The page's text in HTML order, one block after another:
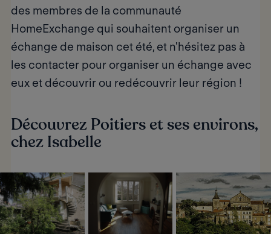
des membres de la communauté
HomeExchange qui souhaitent organiser un
échange de maison cet été, et n'hésitez pas à
les contacter pour organiser un échange avec
eux et découvrir ou redécouvrir leur région !
Découvrez Poitiers et ses environs,
chez Isabelle